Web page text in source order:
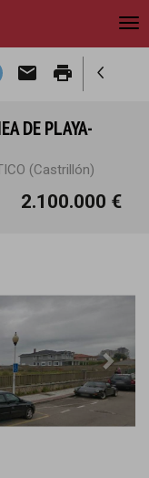
email print
DE PLAYA-
(Castrillón)
2.100.000 €